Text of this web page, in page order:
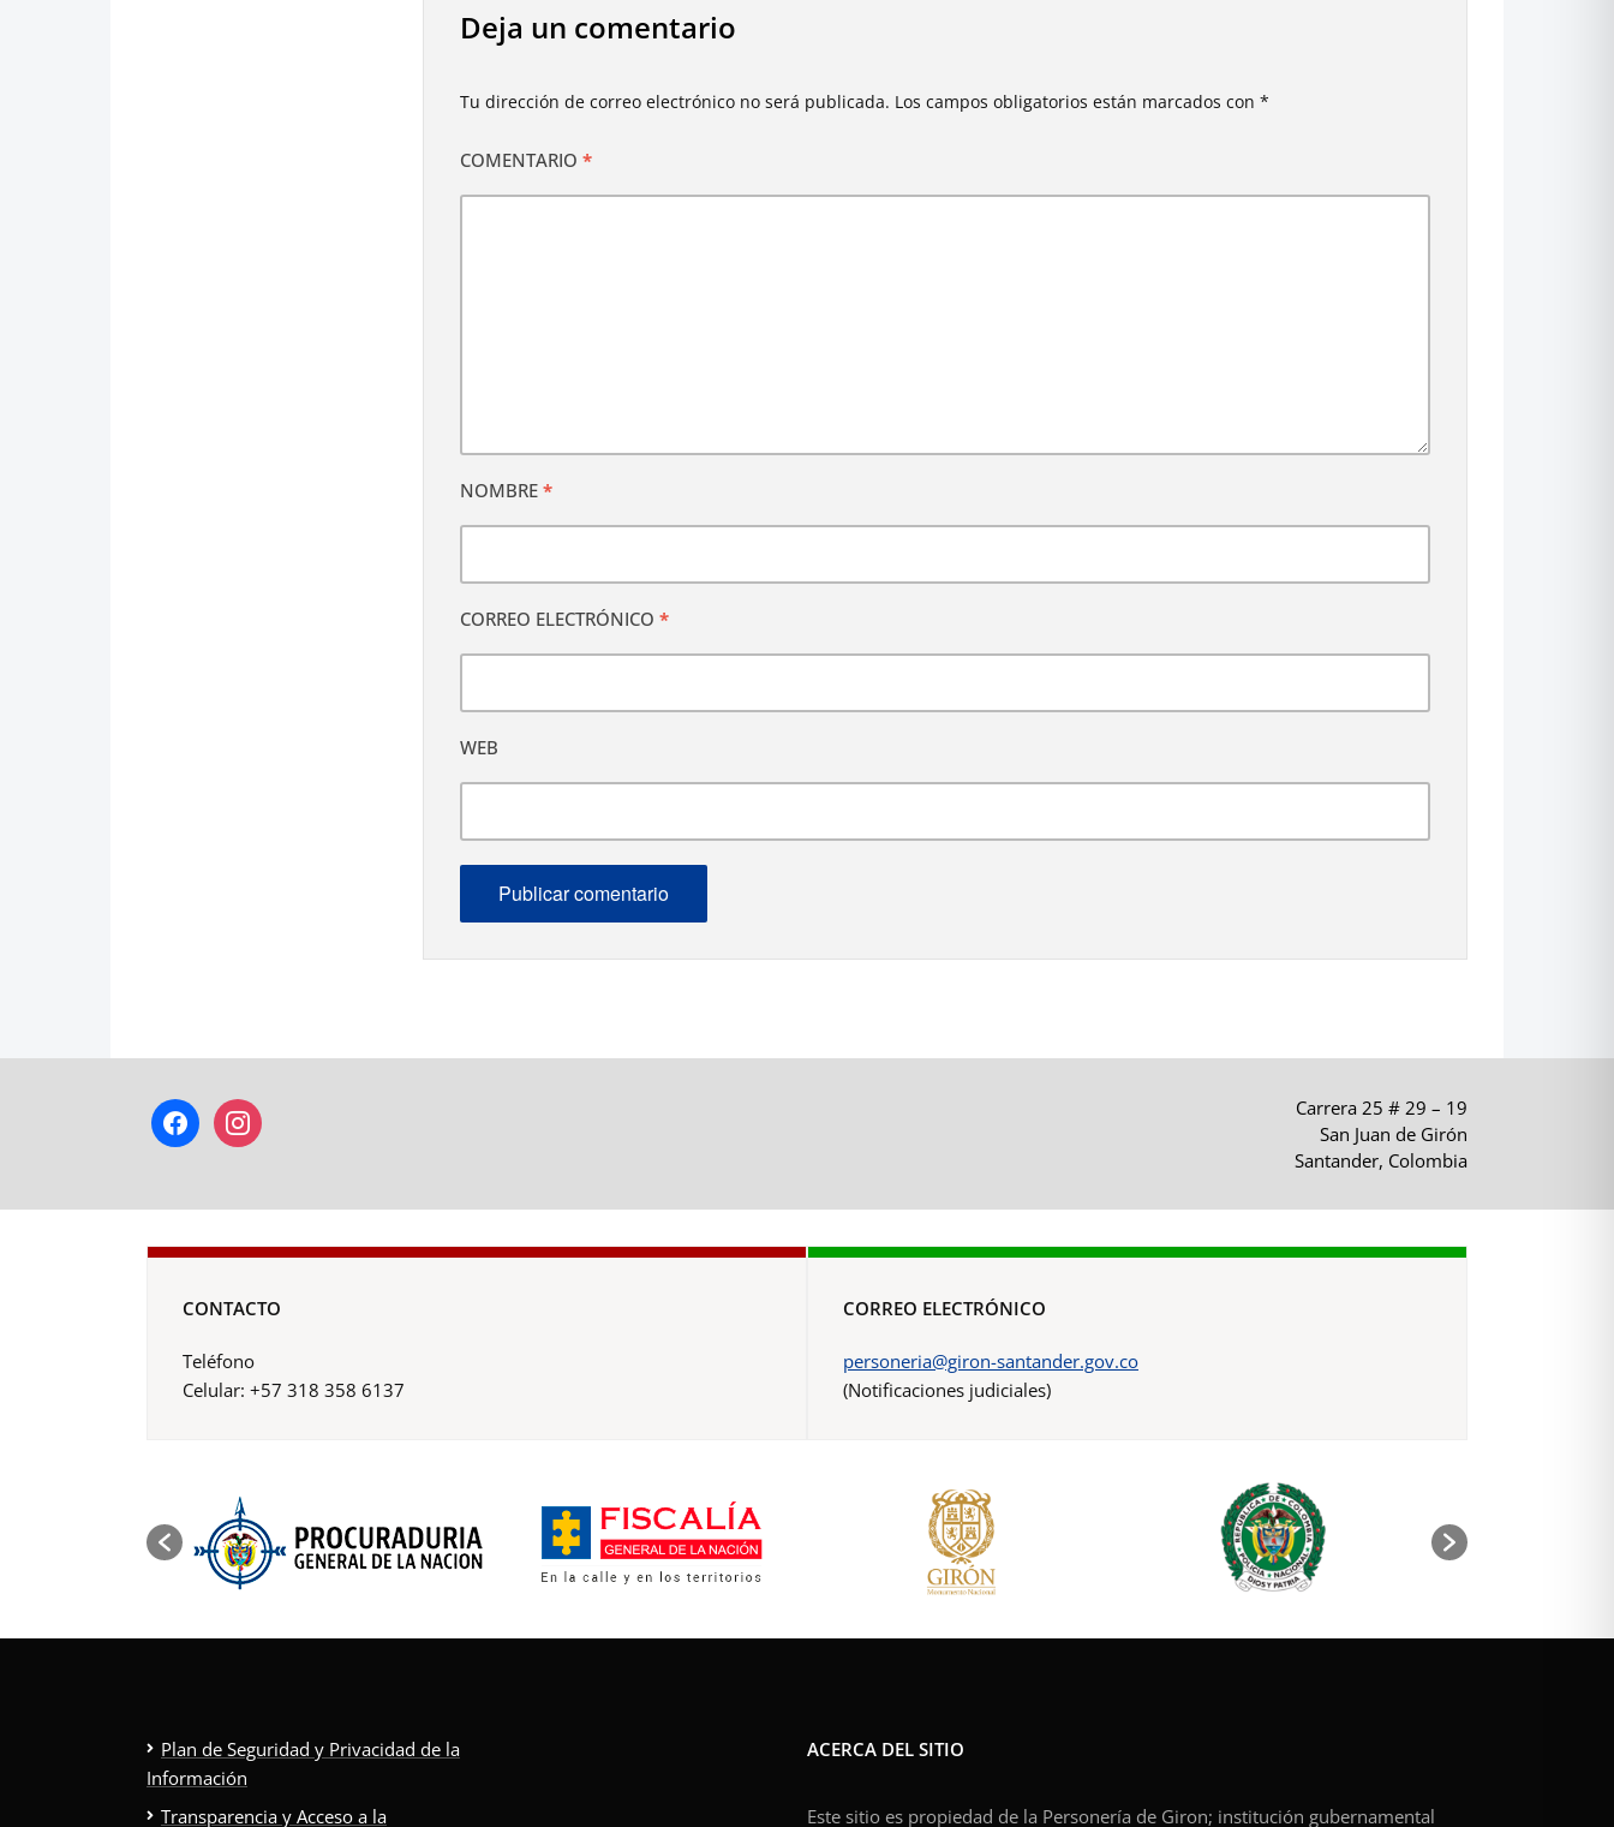
Deja un comentario
Tu dirección de correo electrónico no será publicada. Los campos obligatorios están marcados con *
COMENTARIO *
NOMBRE *
CORREO ELECTRÓNICO *
WEB
facebookinstagram
Carrera 25 # 29 – 19
San Juan de Girón
Santander, Colombia
CONTACTO
Teléfono
Celular: +57 318 358 6137
CORREO ELECTRÓNICO
personeria@giron-santander.gov.co
(Notificaciones judiciales)
Plan de Seguridad y Privacidad de la
Información
Transparencia y Acceso a la
ACERCA DEL SITIO
Este sitio es propiedad de la Personería de Giron; institución gubernamental